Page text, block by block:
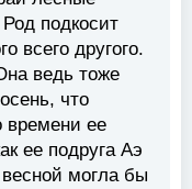
подкосит
всего другого.
ведь тоже
что
времени ее
ее подруга Аэ
могла бы